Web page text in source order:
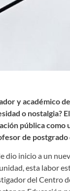
y académico
o nostalgia?
pública como
de postgrado
dio inicio a un
esta labor
del Centro